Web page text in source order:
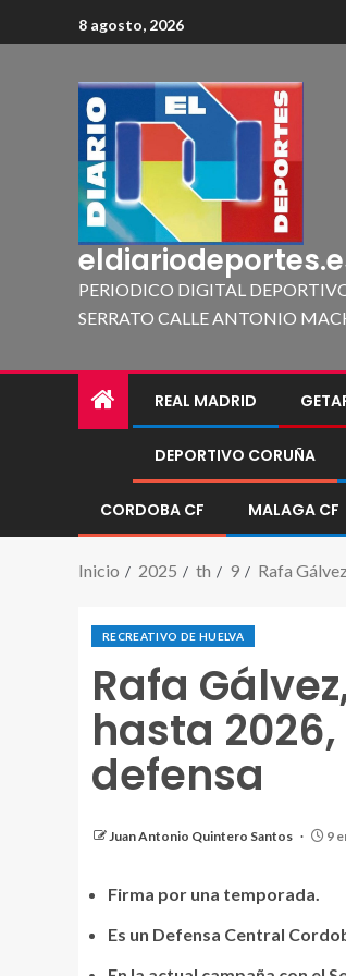
8 agosto, 2026
PERIODICO DIGITAL
SERRATO CALLE ANTONIO
REAL MADRID
DEPORTIVO CORUÑA
CORDOBA CF MALAGA CF
Inicio 2025 th 9 Rafa
RECREATIVO DE HUELVA
Rafa
hasta
defensa
Juan Antonio Quintero Santos 9
Firma por una temporada.
Es un Defensa Central